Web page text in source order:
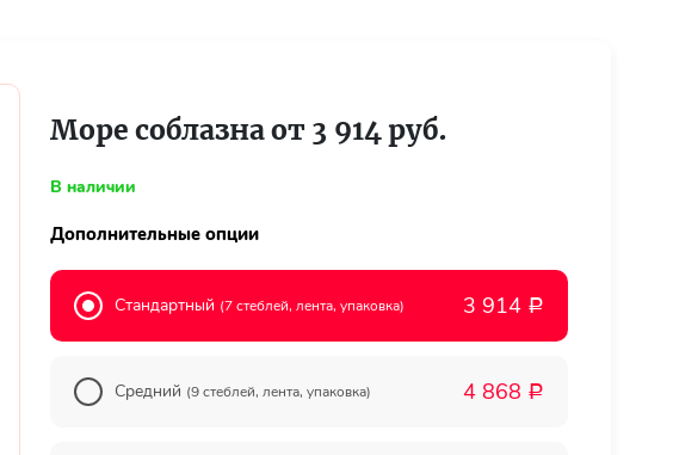
Море соблазна от 3 914 руб.
В наличии
Дополнительные опции
Стандартный (7 стеблей, лента, упаковка) 3 914 Р
Средний (9 стеблей, лента, упаковка) 4 868 Р